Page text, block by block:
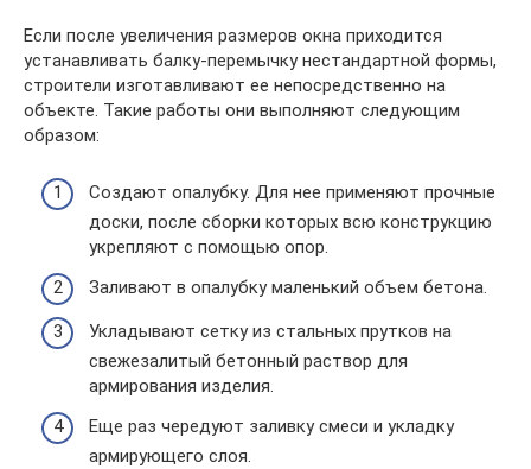
Если после увеличения размеров окна приходится
устанавливать балку-перемычку нестандартной формы,
строители изготавливают ее непосредственно на
объекте. Такие работы они выполняют следующим
образом:
Создают опалубку. Для нее применяют прочные
доски, после сборки которых всю конструкцию
укрепляют с помощью опор.
Заливают в опалубку маленький объем бетона.
Укладывают сетку из стальных прутков на
свежезалитый бетонный раствор для
армирования изделия.
Еще раз чередуют заливку смеси и укладку
армирующего слоя.